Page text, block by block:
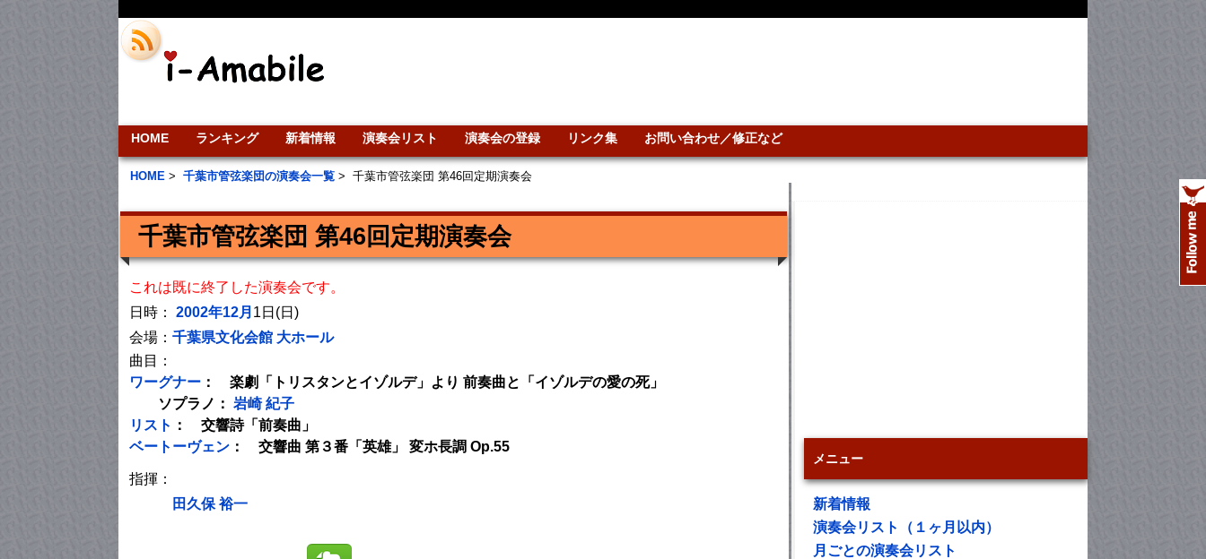
HOME ランキング 新着情報 演奏会リスト 演奏会の登録 リンク集 お問い合わせ／修正など
HOME > 千葉市管弦楽団の演奏会一覧 > 千葉市管弦楽団 第46回定期演奏会
千葉市管弦楽団 第46回定期演奏会
これは既に終了した演奏会です。
日時： 2002年12月 1日(日)
会場： 千葉県文化会館 大ホール
曲目：
ワーグナー ： 楽劇「トリスタンとイゾルデ」より 前奏曲と「イゾルデの愛の死」
ソプラノ： 岩崎 紀子
リスト ： 交響詩「前奏曲」
ベートーヴェン ： 交響曲 第３番「英雄」 変ホ長調 Op.55
指揮：
田久保 裕一
メニュー
新着情報
演奏会リスト（１ヶ月以内）
月ごとの演奏会リスト